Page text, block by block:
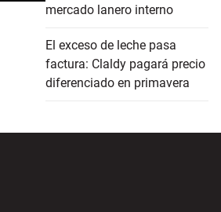
mercado lanero interno
El exceso de leche pasa
factura: Claldy pagará precio
diferenciado en primavera